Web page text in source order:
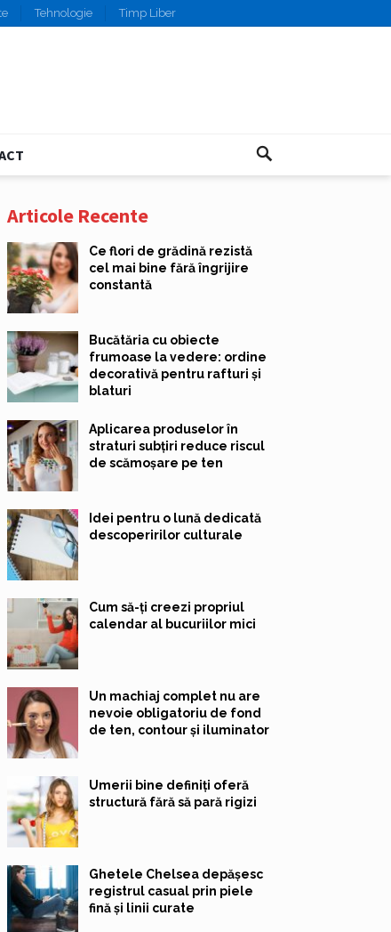
Tehnologie Timp Liber
Articole Recente
Ce flori de grădină rezistă
cel mai bine fără îngrijire
constantă
Bucătăria cu obiecte
frumoase la vedere: ordine
decorativă pentru rafturi și
blaturi
Aplicarea produselor în
straturi subțiri reduce riscul
de scămoșare pe ten
Idei pentru o lună dedicată
descoperirilor culturale
Cum să-ți creezi propriul
calendar al bucuriilor mici
Un machiaj complet nu are
nevoie obligatoriu de fond
de ten, contour și iluminator
Umerii bine definiți oferă
structură fără să pară rigizi
Ghetele Chelsea depășesc
registrul casual prin piele
fină și linii curate